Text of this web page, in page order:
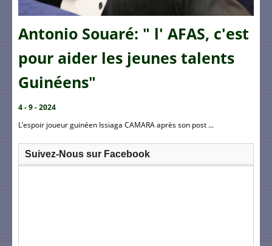
Antonio Souaré: " l' AFAS, c'est
pour aider les jeunes talents
Guinéens"
4 - 9 - 2024
L’espoir joueur guinéen Issiaga CAMARA après son post ...
Suivez-Nous sur Facebook